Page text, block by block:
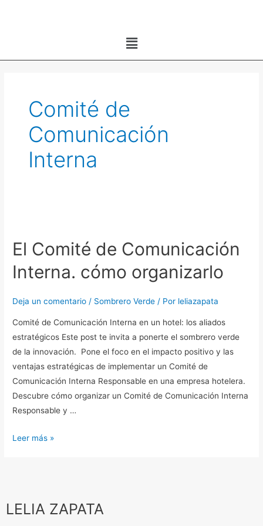
Menú
Comité de
Comunicación
Interna
El Comité de Comunicación
Interna. cómo organizarlo
Deja un comentario / Sombrero Verde / Por leliazapata
Comité de Comunicación Interna en un hotel: los aliados
estratégicos Este post te invita a ponerte el sombrero verde
de la innovación. Pone el foco en el impacto positivo y las
ventajas estratégicas de implementar un Comité de
Comunicación Interna Responsable en una empresa hotelera.
Descubre cómo organizar un Comité de Comunicación Interna
Responsable y …
de
Interna.
organizarlo
Leer más »
LELIA ZAPATA